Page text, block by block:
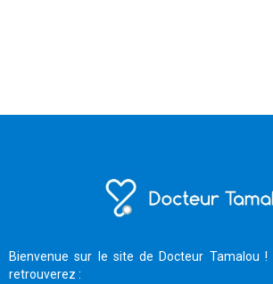
Bienvenue sur le site de Docteur Tamalou !
retrouverez :